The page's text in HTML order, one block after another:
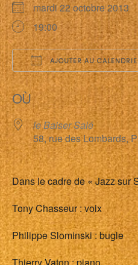
mardi 22 octobre 2013
19:00
AJOUTER AU
Télécharger ICS
OÙ
le Baiser Salé
58, rue des Lombards,
Dans le cadre de « Jazz sur
Tony Chasseur : voix
Philippe Slominski : bugle